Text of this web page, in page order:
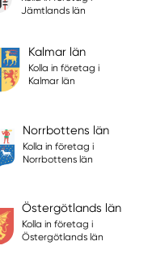
Jämtlands län
Kalmar län
Kolla in företag i
Kalmar län
Norrbottens län
Kolla in företag i
Norrbottens län
Östergötlands län
Kolla in företag i
Östergötlands län